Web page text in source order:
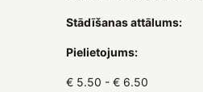
Stādīšanas attālums:
Pielietojums:
€ 5.50 - € 6.50